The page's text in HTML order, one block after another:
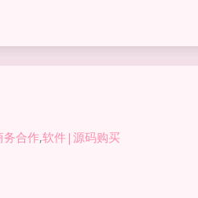
务合作,软件|源码购买